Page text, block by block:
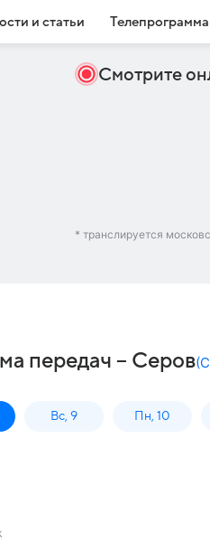
и статьи Телепрограмма
Смотрите
* транслируется
передач – Серов(
Вс, 9 Пн, 10